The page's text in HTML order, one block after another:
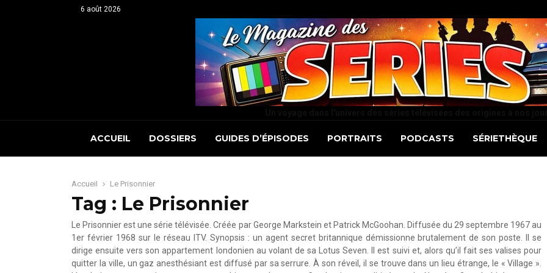
6 août 2026
ACCUEIL DOSSIERS GUIDES D’ÉPISODES PORTRAITS PODCASTS SÉRIETHÈQUE
Accueil Le Prisonnier
Tag : Le Prisonnier
Le Prisonnier est une série télévisée. Créée par George Markstein et Patrick McGoohan. Diffusée du 29 septembre 1967 au
1er février 1968 sur le réseau ITV. Synopsis : un agent secret britannique démissionne brutalement de son poste. Il se
dirige ensuite vers son appartement londonien au volant de sa Lotus Seven. Il est suivi et, alors qu’il fait ses valises pour
quitter la ville, un gaz anesthésiant est diffusé par sa serrure. À son réveil, il se trouve dans un lieu étrange, le « Village ».